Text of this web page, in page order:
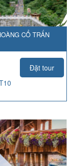
CỔ TRẤN
Đặt tour